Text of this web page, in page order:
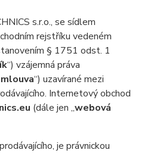
s.r.o., se sídlem
rejstříku vedeném
§ 1751 odst. 1
“) vzájemná práva
“) uzavírané mezi
Internetový obchod
(dále jen „webová
je právnickou